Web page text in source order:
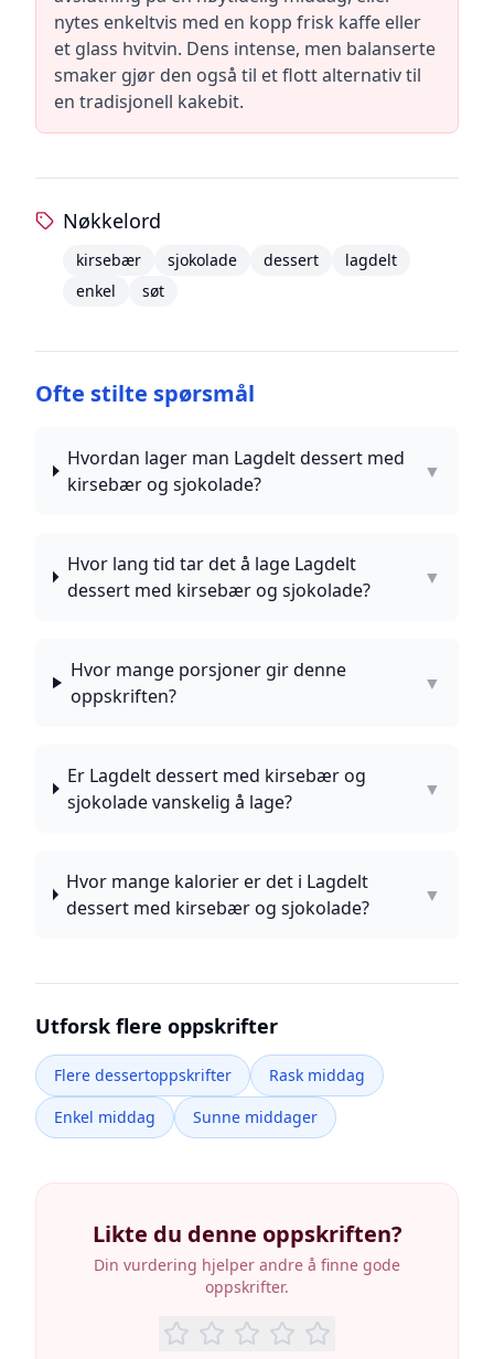
nytes enkeltvis med en kopp frisk kaffe eller
et glass hvitvin. Dens intense, men balanserte
smaker gjør den også til et flott alternativ til
en tradisjonell kakebit.
Nøkkelord
kirsebær sjokolade dessert
lagdelt
enkel
søt
Ofte stilte spørsmål
Hvordan lager man Lagdelt dessert med
kirsebær og sjokolade?
▼
Hvor lang tid tar det å lage Lagdelt
dessert med kirsebær og sjokolade?
▼
Hvor mange porsjoner gir denne
oppskriften?
▼
Er Lagdelt dessert med kirsebær og
sjokolade vanskelig å lage?
▼
Hvor mange kalorier er det i Lagdelt
dessert med kirsebær og sjokolade?
▼
Utforsk flere oppskrifter
Flere dessertoppskrifter
Rask middag
Enkel middag
Sunne middager
Likte du denne oppskriften?
Din vurdering hjelper andre å finne gode
oppskrifter.